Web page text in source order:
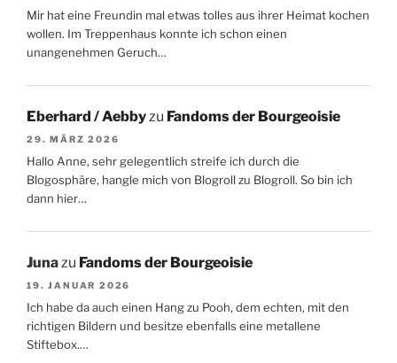
Mir hat eine Freundin mal etwas tolles aus ihrer Heimat kochen
wollen. Im Treppenhaus konnte ich schon einen
unangenehmen Geruch…
Eberhard / Aebbyzu Fandoms der Bourgeoisie
29. MÄRZ 2026
Hallo Anne, sehr gelegentlich streife ich durch die
Blogosphäre, hangle mich von Blogroll zu Blogroll. So bin ich
dann hier…
Junazu Fandoms der Bourgeoisie
19. JANUAR 2026
Ich habe da auch einen Hang zu Pooh, dem echten, mit den
richtigen Bildern und besitze ebenfalls eine metallene
Stiftebox.…